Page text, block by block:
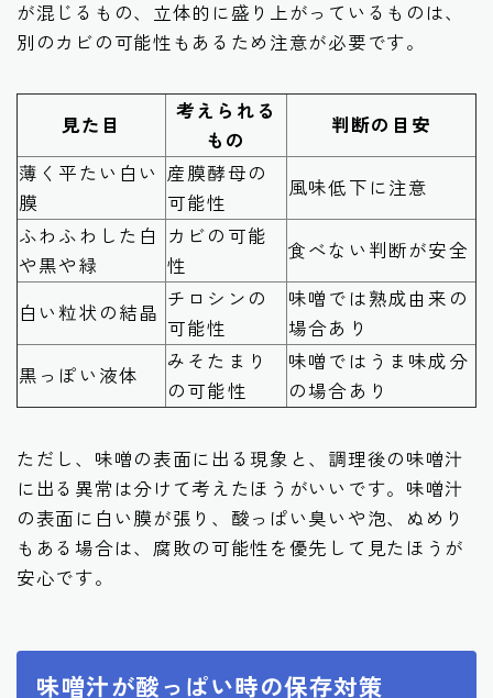
が混じるもの、立体的に盛り上がっているものは、
別のカビの可能性もあるため注意が必要です。
見た目
考えられる
もの
判断の目安
薄く平たい白い
膜
産膜酵母の
可能性
風味低下に注意
ふわふわした白
や黒や緑
カビの可能
性
食べない判断が安全
白い粒状の結晶
チロシンの
可能性
味噌では熟成由来の
場合あり
黒っぽい液体
みそたまり
の可能性
味噌ではうま味成分
の場合あり
ただし、味噌の表面に出る現象と、調理後の味噌汁
に出る異常は分けて考えたほうがいいです。味噌汁
の表面に白い膜が張り、酸っぱい臭いや泡、ぬめり
もある場合は、腐敗の可能性を優先して見たほうが
安心です。
味噌汁が酸っぱい時の保存対策